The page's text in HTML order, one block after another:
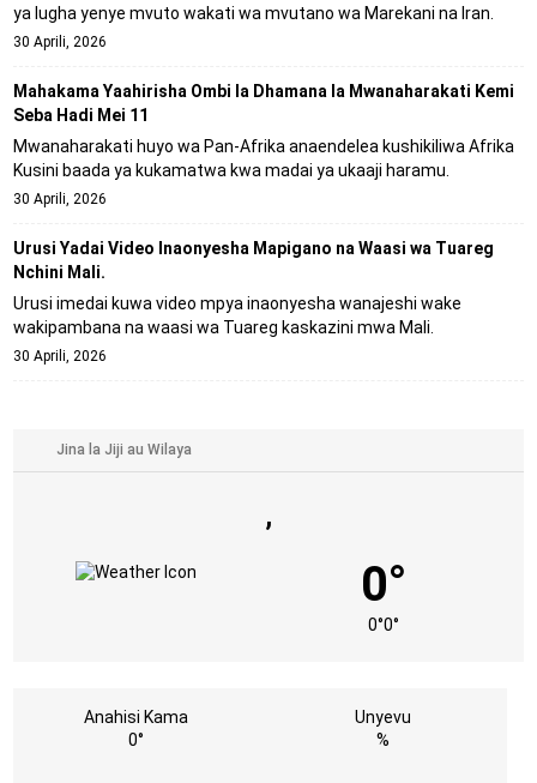
ya lugha yenye mvuto wakati wa mvutano wa Marekani na Iran.
30 Aprili, 2026
Mahakama Yaahirisha Ombi la Dhamana la Mwanaharakati Kemi
Seba Hadi Mei 11
Mwanaharakati huyo wa Pan-Afrika anaendelea kushikiliwa Afrika
Kusini baada ya kukamatwa kwa madai ya ukaaji haramu.
30 Aprili, 2026
Urusi Yadai Video Inaonyesha Mapigano na Waasi wa Tuareg
Nchini Mali.
Urusi imedai kuwa video mpya inaonyesha wanajeshi wake
wakipambana na waasi wa Tuareg kaskazini mwa Mali.
30 Aprili, 2026
,
0°
0°0°
Anahisi Kama
0°
Unyevu
%